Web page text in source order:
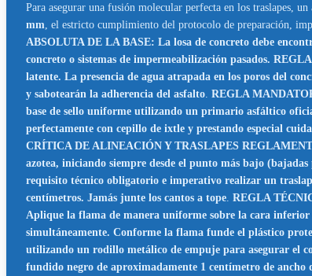
Para asegurar una fusión molecular perfecta en los traslapes,
mm , el estricto cumplimiento del protocolo de preparación,
ABSOLUTA DE LA BASE: La losa de concreto debe
concreto o sistemas de impermeabilización pasados.
latente. La presencia de agua atrapada en los poros del
y sabotearán la adherencia del asfalto REGLA
base de sello uniforme utilizando un primario asfáltico
perfectamente con cepillo de ixtle y prestando especial
CRÍTICA DE ALINEACIÓN Y TRASLAPES
azotea, iniciando siempre desde el punto más bajo
requisito técnico obligatorio e imperativo realizar un
centímetros. Jamás junte los cantos a tope REGLA
Aplique la flama de manera uniforme sobre la cara
simultáneamente. Conforme la flama funde el plástico
utilizando un rodillo metálico de empuje para asegurar el
fundido negro de aproximadamente 1 centímetro de